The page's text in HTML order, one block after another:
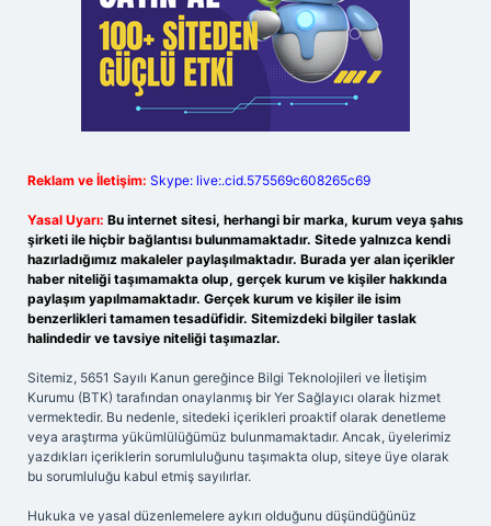
Reklam ve İletişim: Skype: live:.cid.575569c608265c69
Yasal Uyarı: Bu internet sitesi, herhangi bir marka, kurum veya şahıs
şirketi ile hiçbir bağlantısı bulunmamaktadır. Sitede yalnızca kendi
hazırladığımız makaleler paylaşılmaktadır. Burada yer alan içerikler
haber niteliği taşımamakta olup, gerçek kurum ve kişiler hakkında
paylaşım yapılmamaktadır. Gerçek kurum ve kişiler ile isim
benzerlikleri tamamen tesadüfidir. Sitemizdeki bilgiler taslak
halindedir ve tavsiye niteliği taşımazlar.
Sitemiz, 5651 Sayılı Kanun gereğince Bilgi Teknolojileri ve İletişim
Kurumu (BTK) tarafından onaylanmış bir Yer Sağlayıcı olarak hizmet
vermektedir. Bu nedenle, sitedeki içerikleri proaktif olarak denetleme
veya araştırma yükümlülüğümüz bulunmamaktadır. Ancak, üyelerimiz
yazdıkları içeriklerin sorumluluğunu taşımakta olup, siteye üye olarak
bu sorumluluğu kabul etmiş sayılırlar.
Hukuka ve yasal düzenlemelere aykırı olduğunu düşündüğünüz